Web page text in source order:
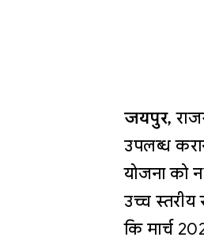
जयपुर,
उपलब्ध
योजना को
उच्च
कि मार्च